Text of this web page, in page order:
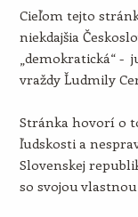
Cieľom tejto
niekdajšia
„demokratická“ -
vraždy Ľudmily
Stránka hovorí o
ľudskosti a
Slovenskej
so svojou